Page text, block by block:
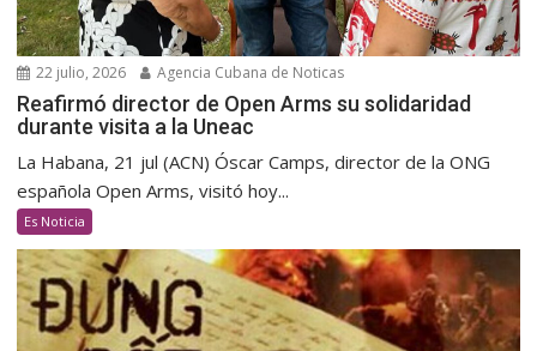
22 julio, 2026 Agencia Cubana de Noticas
Reafirmó director de Open Arms su solidaridad
durante visita a la Uneac
La Habana, 21 jul (ACN) Óscar Camps, director de la ONG
española Open Arms, visitó hoy...
Es Noticia